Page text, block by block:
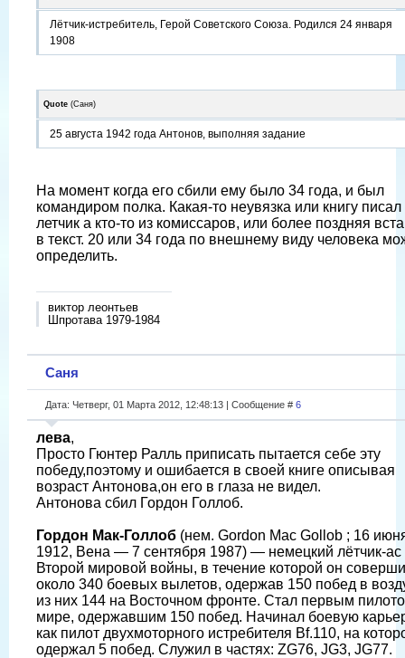
Лётчик-истребитель, Герой Советского Союза. Родился 24 января
1908
Quote (Саня)
25 августа 1942 года Антонов, выполняя задание
На момент когда его сбили ему было 34 года, и был
командиром полка. Какая-то неувязка или книгу писал
летчик а кто-то из комиссаров, или более поздняя
в текст. 20 или 34 года по внешнему виду человека
определить.
виктор леонтьев
Шпротава 1979-1984
Саня
Дата: Четверг, 01 Марта 2012, 12:48:13 | Сообщение # 6
лева,
Просто Гюнтер Ралль приписать пытается себе эту
победу,поэтому и ошибается в своей книге описывая
возраст Антонова,он его в глаза не видел.
Антонова сбил Гордон Голлоб.
Гордон Мак-Голлоб (нем. Gordon Mac Gollob ; 16
1912, Вена — 7 сентября 1987) — немецкий лётчик-ас
Второй мировой войны, в течение которой он
около 340 боевых вылетов, одержав 150 побед в
из них 144 на Восточном фронте. Стал первым
мире, одержавшим 150 побед. Начинал боевую
как пилот двухмоторного истребителя Bf.110, на
одержал 5 побед. Служил в частях: ZG76, JG3, JG77.